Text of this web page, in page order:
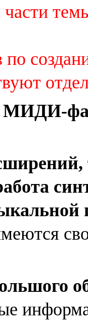
части
МИДИ-